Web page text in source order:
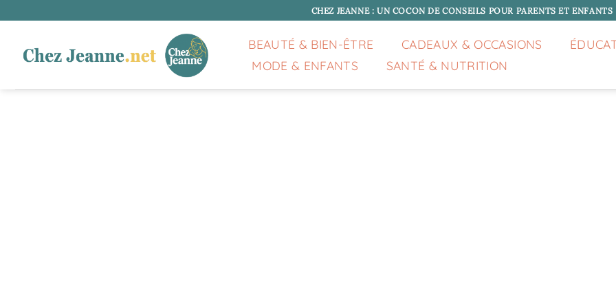
au
CHEZ JEANNE : UN COCON DE CONSEILS POUR PARENTS ET ENFANTS
BEAUTÉ & BIEN-ÊTRE CADEAUX & OCCASIONS
MODE & ENFANTS
SANTÉ & NUTRITION